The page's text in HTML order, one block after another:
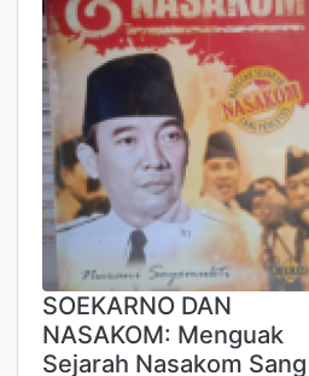
SOEKARNO DAN
NASAKOM: Menguak
Sejarah Nasakom Sang